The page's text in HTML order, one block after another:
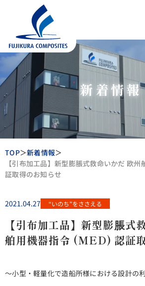
新着情報
TOP
新着情報
【引布加工品】新型膨脹式救命いかだ 欧
証取得のお知らせ
2021.04.27 “いのち”をささえる
【引布加工品】新型膨脹式
舶用機器指令 (MED) 認証
～小型・軽量化で造船所様における設計の